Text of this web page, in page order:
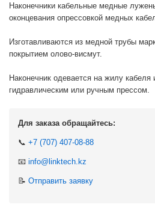
Наконечники кабельные медные
оконцевания опрессовкой медных
Изготавливаются из медной трубы
покрытием олово-висмут.
Наконечник одевается на жилу кабеля
гидравлическим или ручным прессом.
Для заказа обращайтесь:
📞 +7 (707) 407-08-88
📧 info@linktech.kz
📝 Отправить заявку